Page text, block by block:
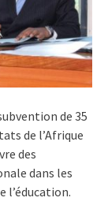
de 35
de l’Afrique
des
dans les
l’éducation.